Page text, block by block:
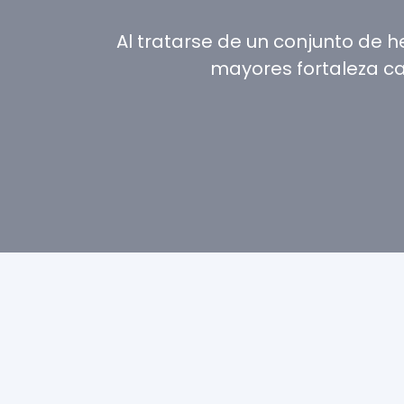
Al tratarse de un conjunto de
mayores fortaleza